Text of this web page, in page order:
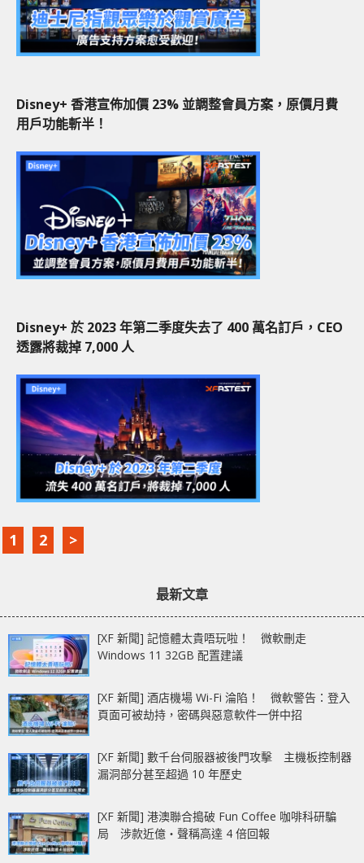
Disney+ 香港宣佈加價 23% 並調整會員方案，原價月費
用戶功能斬半！
Disney+ 於 2023 年第二季度失去了 400 萬名訂戶，CEO
透露將裁掉 7,000 人
1 2 >
最新文章
[XF 新聞] 記憶體太貴唔玩啦！ 微軟刪走
Windows 11 32GB 配置建議
[XF 新聞] 酒店機場 Wi-Fi 淪陷！ 微軟警告：登入
頁面可被劫持，密碼與惡意軟件一併中招
[XF 新聞] 數千台伺服器被後門攻擊 主機板控制器
漏洞部分甚至超過 10 年歷史
[XF 新聞] 港澳聯合搗破 Fun Coffee 咖啡科研騙
局 涉款近億‧聲稱高達 4 倍回報